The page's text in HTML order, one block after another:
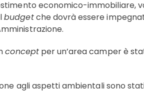
economico-immobiliare,
budgetche dovrà essere
conceptper un’area camper è
agli aspetti ambientali sono